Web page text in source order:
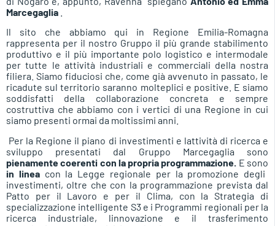
Marcegaglia
Il sito che abbiamo qui in Regione Emilia-Romagna
rappresenta per il nostro Gruppo il più grande stabilimento
produttivo e il più importante polo logistico e intermodale
per tutte le attività industriali e commerciali della nostra
filiera. Siamo fiduciosi che, come già avvenuto in passato, le
ricadute sul territorio saranno molteplici e positive. E siamo
soddisfatti della collaborazione concreta e sempre
costruttiva che abbiamo con i vertici di una Regione in cui
siamo presenti ormai da moltissimi anni.
Per la Regione il piano di investimenti e lattività di ricerca e
sviluppo presentati dal Gruppo Marcegaglia sono
pienamente coerenti con la propria programmazione. E sono
in lineacon la Legge regionale per la promozione degli
investimenti, oltre che con la programmazione prevista dal
Patto per il Lavoro e per il Clima, con la Strategia di
specializzazione intelligente S3 e i Programmi regionali per la
ricerca industriale, linnovazione e il trasferimento